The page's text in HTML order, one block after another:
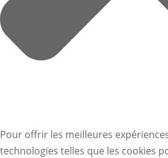
Pour offrir les meilleures
technologies telles que les cookies